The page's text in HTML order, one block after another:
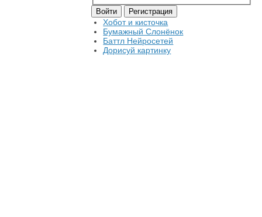
Хобот и кисточка
Бумажный Слонёнок
Баттл Нейросетей
Дорисуй картинку